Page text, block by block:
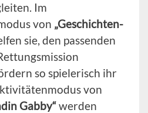
Im
von „Geschichten-
sie, den passenden
so spielerisch ihr
von
Gabby“werden